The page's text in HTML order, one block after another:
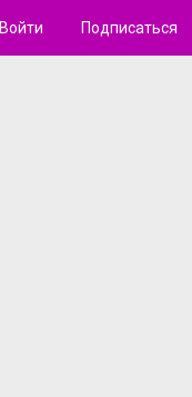
Войти Подписаться